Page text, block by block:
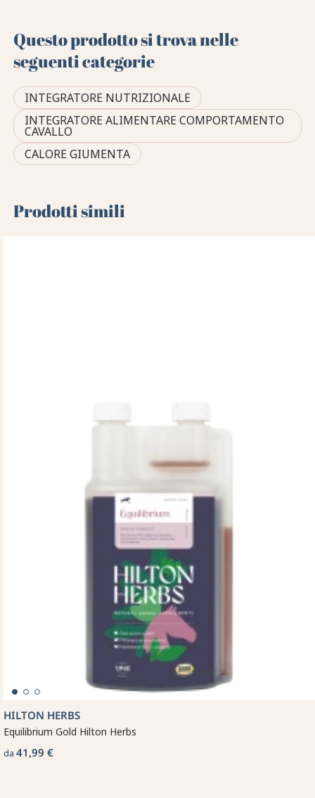
Questo prodotto si trova nelle
seguenti categorie
INTEGRATORE NUTRIZIONALE
INTEGRATORE ALIMENTARE COMPORTAMENTO
CAVALLO
CALORE GIUMENTA
Prodotti simili
HILTON HERBS
Equilibrium Gold Hilton Herbs
da 41,99 €